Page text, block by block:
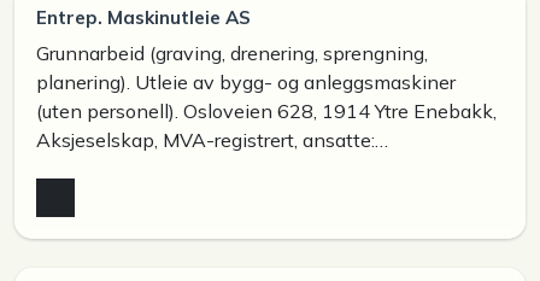
Entrep. Maskinutleie AS
Grunnarbeid (graving, drenering, sprengning,
planering). Utleie av bygg- og anleggsmaskiner
(uten personell). Osloveien 628, 1914 Ytre Enebakk,
Aksjeselskap, MVA-registrert, ansatte:…